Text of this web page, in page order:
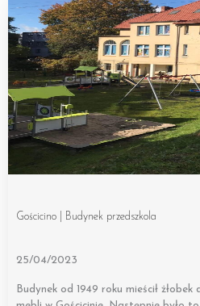
Gościcino | Budynek przedszkola
25/04/2023
Budynek od 1949 roku mieścił